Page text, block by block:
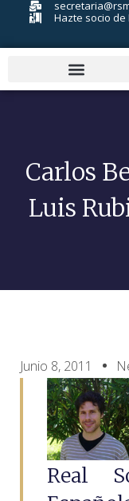
Hazte socio de
Carlos
Luis
Junio 8, 2011
Real